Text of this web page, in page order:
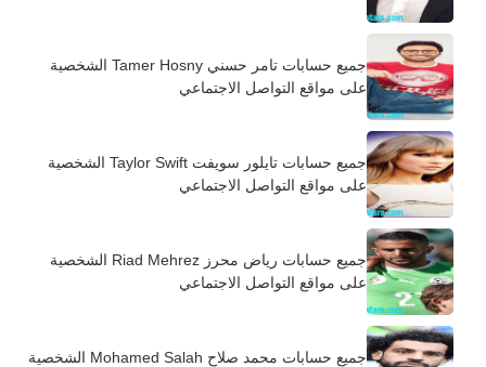
جميع حسابات تامر حسني Tamer Hosny الشخصية
على مواقع التواصل الاجتماعي
جميع حسابات تايلور سويفت Taylor Swift الشخصية
على مواقع التواصل الاجتماعي
جميع حسابات رياض محرز Riad Mehrez الشخصية
على مواقع التواصل الاجتماعي
جميع حسابات محمد صلاح Mohamed Salah الشخصية